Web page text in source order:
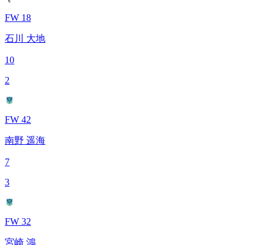
FW 18
石川 大地
10
2
FW 42
南野 遥海
7
3
FW 32
宮崎 鴻